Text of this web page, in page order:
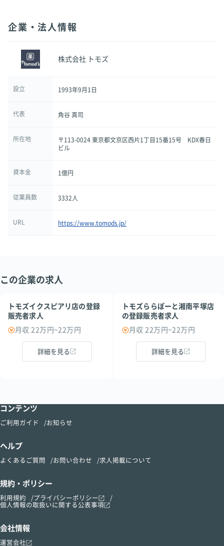
企業・法人情報
株式会社 トモズ
設立 1993年9月1日
代表 角谷 真司
所在地
〒113-0024 東京都文京区西片1丁目15番15号 KDX春日
ビル
資本金 1億円
従業員数 3332人
URL https://www.tomods.jp/
この企業の求人
トモズイクスピアリ店の登録
販売者求人
月収 22万円~22万円
詳細を見る
トモズららぽーと湘南平塚店
の登録販売者求人
月収 22万円~22万円
詳細を見る
コンテンツ
ご利用ガイド お知らせ
ヘルプ
よくあるご質問 お問い合わせ 求人掲載について
規約・ポリシー
利用規約
プライバシーポリシー
個人情報の取扱いに関する公表事項
会社情報
運営会社